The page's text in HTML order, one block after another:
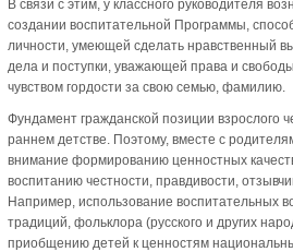
В связи с этим, у классного руководителя
создании воспитательной Программы,
личности, умеющей сделать нравственный
дела и поступки, уважающей права и
чувством гордости за свою семью, фамилию.
Фундамент гражданской позиции взрослого
раннем детстве. Поэтому, вместе с
внимание формированию ценностных
воспитанию честности, правдивости,
Например, использование воспитательных
традиций, фольклора (русского и других
приобщению детей к ценностям